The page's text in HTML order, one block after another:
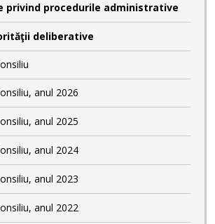
privind procedurile administrative
deliberative
anul 2026
anul 2025
anul 2024
anul 2023
anul 2022